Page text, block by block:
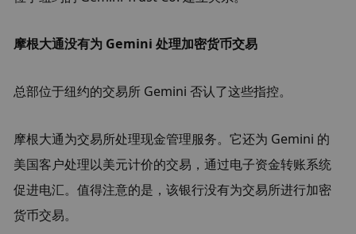
摩根大通没有为 Gemini 处理加密货币交易
总部位于纽约的交易所 Gemini 否认了这些指控。
摩根大通为交易所处理现金管理服务。它还为 Gemini 的
美国客户处理以美元计价的交易，通过电子资金转账系统
促进电汇。值得注意的是，该银行没有为交易所进行加密
货币交易。